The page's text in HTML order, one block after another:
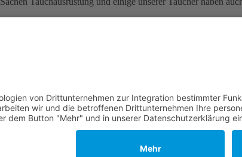
Tauchausfahrten zur Île d’Or an der Côte D’Azur.